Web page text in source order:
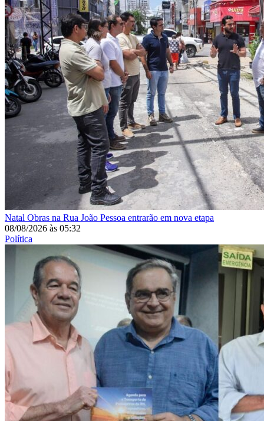
Natal Obras na Rua João Pessoa entrarão em nova etapa
08/08/2026 às 05:32
Política